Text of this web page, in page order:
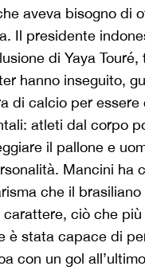
aveva bisogno di
Il presidente
di Yaya
hanno inseguito,
di calcio per essere
atleti dal corpo
il pallone e
Mancini ha
che il
ciò che
è stata capace di
con un gol